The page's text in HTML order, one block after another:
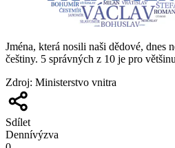
Jména, která nosili naši dědové, dnes
češtiny. 5 správných z 10 je pro
Zdroj: Ministerstvo vnitra
Sdílet
Dennívýzva